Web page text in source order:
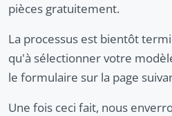
pièces gratuitement.
La processus est bientôt
qu'à sélectionner votre
le formulaire sur la page
Une fois ceci fait, nous